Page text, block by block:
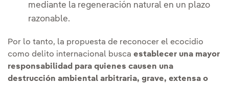
mediante la regeneración natural en un plazo
razonable.
Por lo tanto, la propuesta de reconocer el ecocidio
como delito internacional busca establecer una mayor
responsabilidad para quienes causen una
destrucción ambiental arbitraria, grave, extensa o